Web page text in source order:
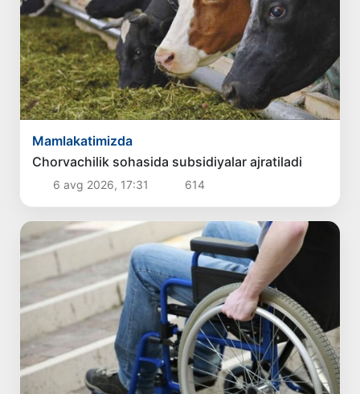
Mamlakatimizda
Chorvachilik sohasida subsidiyalar ajratiladi
6 avg 2026, 17:31 614